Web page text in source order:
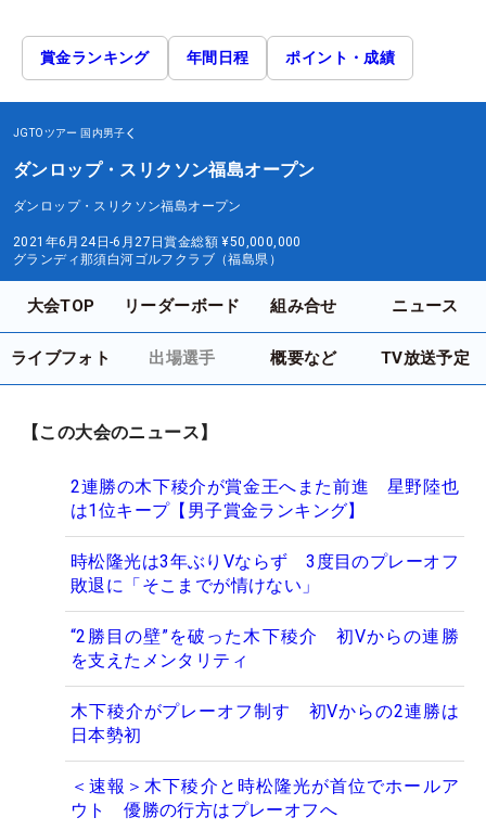
賞金ランキング 年間日程 ポイント・成績
JGTOツアー 国内男子
ダンロップ・スリクソン福島オープン
ダンロップ・スリクソン福島オープン
2021年6月24日-6月27日賞金総額 ¥50,000,000
グランディ那須白河ゴルフクラブ（福島県）
大会TOP リーダーボード 組み合せ ニュース
ライブフォト 出場選手 概要など TV放送予定
【この大会のニュース】
2連勝の木下稜介が賞金王へまた前進 星野陸也
は1位キープ【男子賞金ランキング】
時松隆光は3年ぶりVならず 3度目のプレーオフ
敗退に「そこまでが情けない」
“2勝目の壁”を破った木下稜介 初Vからの連勝
を支えたメンタリティ
木下稜介がプレーオフ制す 初Vからの2連勝は
日本勢初
＜速報＞木下稜介と時松隆光が首位でホールア
ウト 優勝の行方はプレーオフへ